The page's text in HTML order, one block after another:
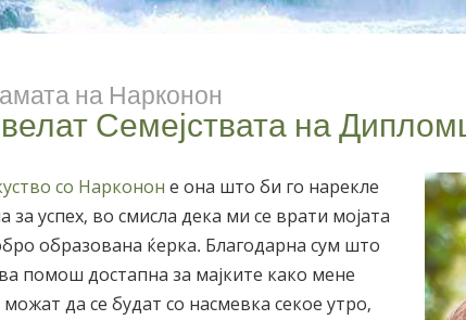
на Нарконон
Семејствата на
со Нарконон е она што би го нарекле
за успех, во смисла дека ми се врати мојата
образована ќерка. Благодарна сум што
помош достапна за мајките како мене
можат да се будат со насмевка секое утро,